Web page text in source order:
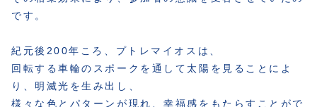
です。
紀元後200年ころ、プトレマイオスは、
回転する車輪のスポークを通して太陽を見ることによ
り、明滅光を生み出し、
様々な色とパターンが現れ、幸福感をもたらすことがで